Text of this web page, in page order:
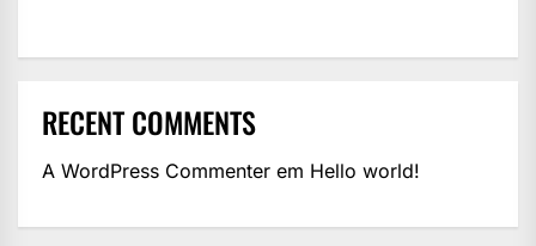
RECENT COMMENTS
A WordPress Commenter em Hello world!